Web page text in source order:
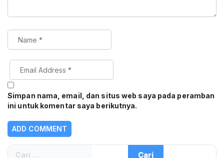
Simpan nama, email, dan situs web saya pada peramban
ini untuk komentar saya berikutnya.
Cari